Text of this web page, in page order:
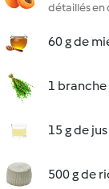
détaillés en
60 g de
1
15 g de
500 g de